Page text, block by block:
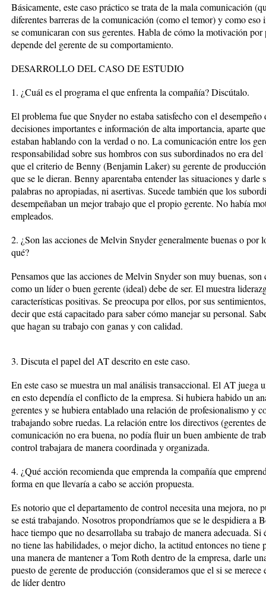
Básicamente, este caso práctico se trata de la mala comunicación
diferentes barreras de la comunicación (como el temor) y como eso
se comunicaran con sus gerentes. Habla de cómo la motivación
depende del gerente de su comportamiento.
DESARROLLO DEL CASO DE ESTUDIO
1. ¿Cuál es el programa el que enfrenta la compañía? Discútalo.
El problema fue que Snyder no estaba satisfecho con el desempeño
decisiones importantes e información de alta importancia, aparte
estaban hablando con la verdad o no. La comunicación entre los
responsabilidad sobre sus hombros con sus subordinados no era
que el criterio de Benny (Benjamin Laker) su gerente de
que se le dieran. Benny aparentaba entender las situaciones y
palabras no apropiadas, ni asertivas. Sucede también que los
desempeñaban un mejor trabajo que el propio gerente. No había
empleados.
2. ¿Son las acciones de Melvin Snyder generalmente buenas o por
qué?
Pensamos que las acciones de Melvin Snyder son muy buenas,
como un líder o buen gerente (ideal) debe de ser. El muestra
características positivas. Se preocupa por ellos, por sus
decir que está capacitado para saber cómo manejar su personal.
que hagan su trabajo con ganas y con calidad.
3. Discuta el papel del AT descrito en este caso.
En este caso se muestra un mal análisis transaccional. El AT
en esto dependía el conflicto de la empresa. Si hubiera habido un
gerentes y se hubiera entablado una relación de profesionalismo y
trabajando sobre ruedas. La relación entre los directivos (gerentes
comunicación no era buena, no podía fluir un buen ambiente de
control trabajara de manera coordinada y organizada.
4. ¿Qué acción recomienda que emprenda la compañía que
forma en que llevaría a cabo se acción propuesta.
Es notorio que el departamento de control necesita una mejora, no
se está trabajando. Nosotros propondríamos que se le despidiera a
hace tiempo que no desarrollaba su trabajo de manera adecuada. Si
no tiene las habilidades, o mejor dicho, la actitud entonces no tiene
una manera de mantener a Tom Roth dentro de la empresa, darle
puesto de gerente de producción (consideramos que el si se
de líder dentro